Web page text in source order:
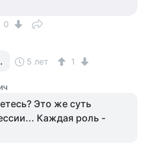
0
5 лет 1
Это же суть
Каждая роль -